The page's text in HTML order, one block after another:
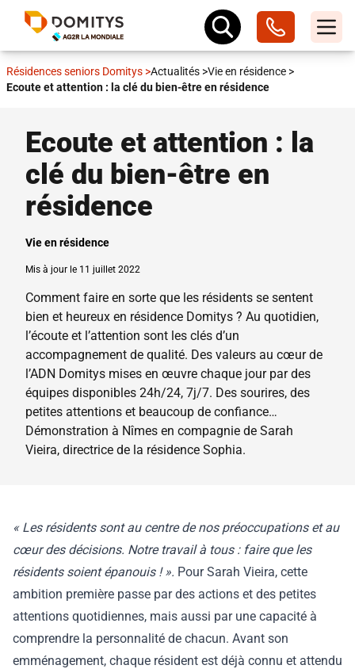
Résidences seniors Domitys >Actualités >Vie en résidence >
Ecoute et attention : la clé du bien-être en résidence
Ecoute et attention : la
clé du bien-être en
résidence
Vie en résidence
Mis à jour le 11 juillet 2022
Comment faire en sorte que les résidents se sentent
bien et heureux en résidence Domitys ? Au quotidien,
l’écoute et l’attention sont les clés d’un
accompagnement de qualité. Des valeurs au cœur de
l’ADN Domitys mises en œuvre chaque jour par des
équipes disponibles 24h/24, 7j/7. Des sourires, des
petites attentions et beaucoup de confiance…
Démonstration à Nîmes en compagnie de Sarah
Vieira, directrice de la résidence Sophia.
« Les résidents sont au centre de nos préoccupations et au
cœur des décisions. Notre travail à tous : faire que les
résidents soient épanouis ! ». Pour Sarah Vieira, cette
ambition première passe par des actions et des petites
attentions quotidiennes, mais aussi par une capacité à
comprendre la personnalité de chacun. Avant son
emménagement, chaque résident est déjà connu et attendu